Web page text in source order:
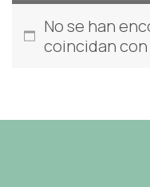
No se han
coincidan